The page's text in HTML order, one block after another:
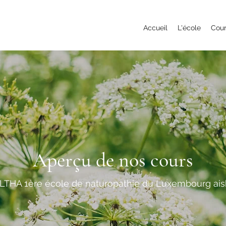
Accueil L'école
Aperçu de nos cours
1ère école de naturopathie du Luxembourg